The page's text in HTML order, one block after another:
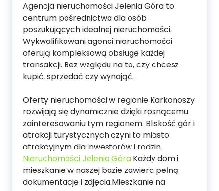
Agencja nieruchomości Jelenia Góra to
centrum pośrednictwa dla osób
poszukujących idealnej nieruchomości.
Wykwalifikowani agenci nieruchomości
oferują kompleksową obsługę każdej
transakcji. Bez względu na to, czy chcesz
kupić, sprzedać czy wynająć.
Oferty nieruchomości w regionie Karkonoszy
rozwijają się dynamicznie dzięki rosnącemu
zainteresowaniu tym regionem. Bliskość gór i
atrakcji turystycznych czyni to miasto
atrakcyjnym dla inwestorów i rodzin.
Nieruchomości Jelenia Góra Każdy dom i
mieszkanie w naszej bazie zawiera pełną
dokumentację i zdjęcia.Mieszkanie na